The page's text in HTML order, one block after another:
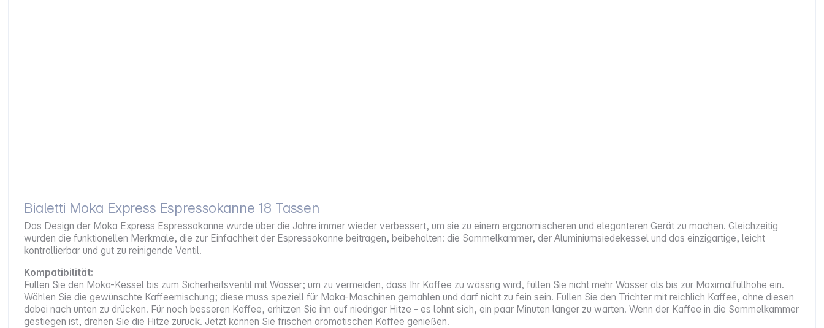
Bialetti Moka Express Espressokanne 18 Tassen
Das Design der Moka Express Espressokanne wurde über die Jahre immer wieder verbessert, um sie zu einem ergonomischeren und eleganteren Gerät zu machen. Gleichzeitig
wurden die funktionellen Merkmale, die zur Einfachheit der Espressokanne beitragen, beibehalten: die Sammelkammer, der Aluminiumsiedekessel und das einzigartige, leicht
kontrollierbar und gut zu reinigende Ventil.
Kompatibilität:
Füllen Sie den Moka-Kessel bis zum Sicherheitsventil mit Wasser; um zu vermeiden, dass Ihr Kaffee zu wässrig wird, füllen Sie nicht mehr Wasser als bis zur Maximalfüllhöhe ein.
Wählen Sie die gewünschte Kaffeemischung; diese muss speziell für Moka-Maschinen gemahlen und darf nicht zu fein sein. Füllen Sie den Trichter mit reichlich Kaffee, ohne diesen
dabei nach unten zu drücken. Für noch besseren Kaffee, erhitzen Sie ihn auf niedriger Hitze - es lohnt sich, ein paar Minuten länger zu warten. Wenn der Kaffee in die Sammelkammer
gestiegen ist, drehen Sie die Hitze zurück. Jetzt können Sie frischen aromatischen Kaffee genießen.